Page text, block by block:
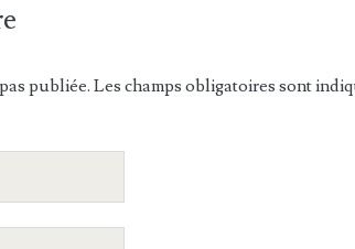
publiée. Les champs obligatoires sont